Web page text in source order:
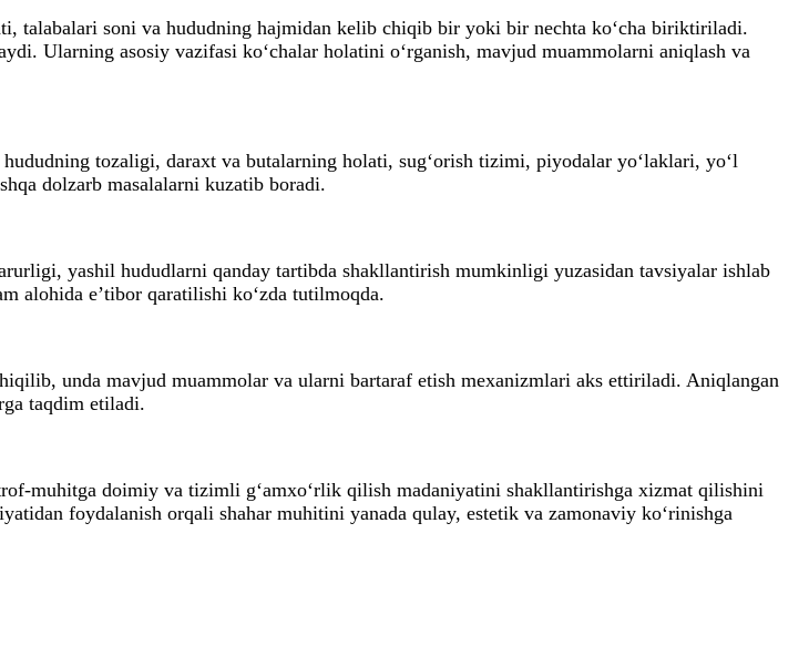
talabalari soni va hududning hajmidan kelib chiqib bir yoki bir nechta ko‘cha biriktiriladi.
Ularning asosiy vazifasi ko‘chalar holatini o‘rganish, mavjud muammolarni aniqlash va
tozaligi, daraxt va butalarning holati, sug‘orish tizimi, piyodalar yo‘laklari, yo‘l
dolzarb masalalarni kuzatib boradi.
yashil hududlarni qanday tartibda shakllantirish mumkinligi yuzasidan tavsiyalar ishlab
alohida e’tibor qaratilishi ko‘zda tutilmoqda.
unda mavjud muammolar va ularni bartaraf etish mexanizmlari aks ettiriladi. Aniqlangan
taqdim etiladi.
muhitga doimiy va tizimli g‘amxo‘rlik qilish madaniyatini shakllantirishga xizmat qilishini
foydalanish orqali shahar muhitini yanada qulay, estetik va zamonaviy ko‘rinishga